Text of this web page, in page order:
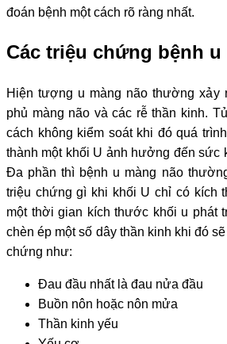
đoán bệnh một cách rõ ràng nhất.
Các triệu chứng bệnh u
Hiện tượng u màng não thường xảy
phủ màng não và các rễ thần kinh.
cách không kiểm soát khi đó quá
thành một khối U ảnh hưởng đến sức
Đa phần thì bệnh u màng não
triệu chứng gì khi khối U chỉ có kích
một thời gian kích thước khối u phát
chèn ép một số dây thần kinh khi đó
chứng như:
Đau đầu nhất là đau nửa đầu
Buồn nôn hoặc nôn mửa
Thần kinh yếu